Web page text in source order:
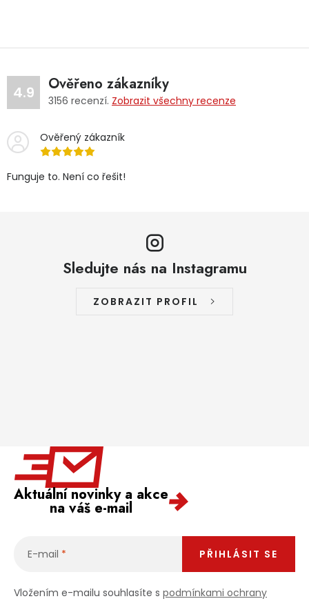
4.9 Ověřeno zákazníky
3156 recenzí. Zobrazit všechny recenze
Ověřený zákazník
Funguje to. Není co řešit!
Sledujte nás na Instagramu
ZOBRAZIT PROFIL
Aktuální novinky a akce
na váš e-mail
E-mail
Vložením e-mailu souhlasíte s podmínkami ochrany
PŘIHLÁSIT SE